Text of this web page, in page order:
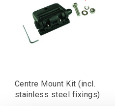
Centre Mount Kit (incl.
stainless steel fixings)